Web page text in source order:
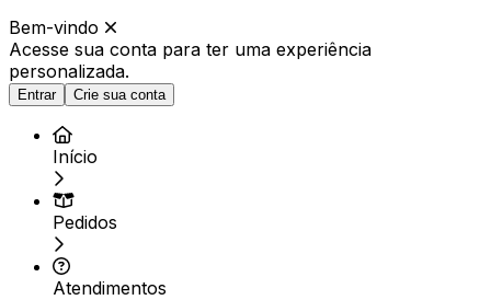
Bem-vindo
Acesse sua conta para ter uma experiência
personalizada.
Entrar Crie sua conta
Início
Pedidos
Atendimentos